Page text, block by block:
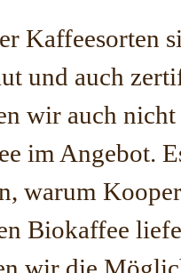
Kaffeesorten
und auch
wir auch nicht
im Angebot.
warum
Biokaffee
wir die